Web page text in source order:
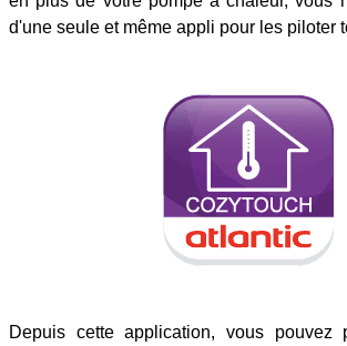
d'une seule et même appli pour les piloter
Depuis cette application, vous pouvez